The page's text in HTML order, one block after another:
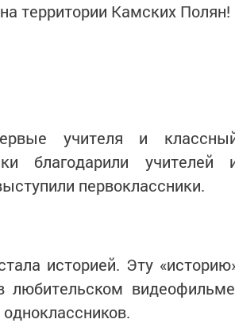
территории Камских Полян!
учителя и
благодарили учителей
первоклассники.
историей. Эту
любительском